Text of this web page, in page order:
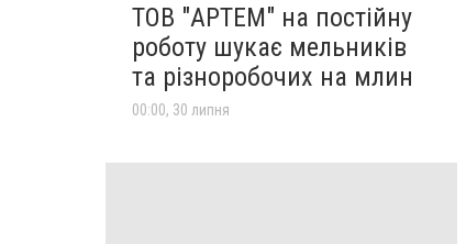
ТОВ "АРТЕМ" на постійну
роботу шукає мельників
та різноробочих на млин
00:00, 30 липня